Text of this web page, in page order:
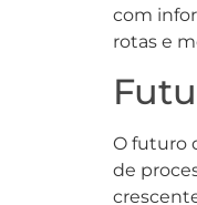
com
rotas e
O futuro
de